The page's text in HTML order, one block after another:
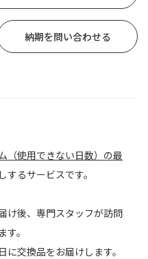
納期を問い合わせる
（使用できない日数）の最
するサービスです。
け後、専門スタッフが訪問
。
に交換品をお届けします。